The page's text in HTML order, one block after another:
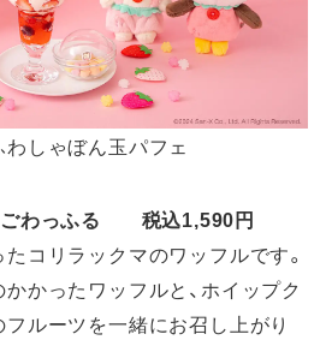
しゃぼん玉パフェ
ごわっふる 税込1,590円
コリラックマのワッフルです。
かったワッフルと、ホイップク
ルーツを一緒にお召し上がり